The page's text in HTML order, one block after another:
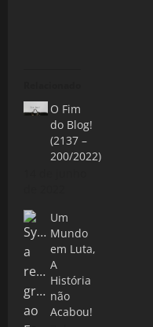
O Fim
do Blog!
(2137 –
200/2022)
Um
Mundo
em Luta,
A
História
não
Acabou!